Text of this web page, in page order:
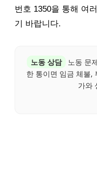
번호 1350을 통해 여
기 바랍니다.
노동 상담
노동 문
한 통이면 임금 체불,
가와